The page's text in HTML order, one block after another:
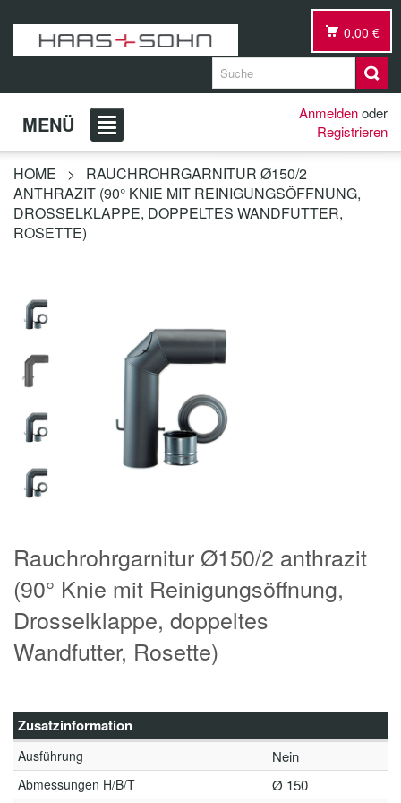
0,00 €
MENÜ Anmeldenoder
Registrieren
HOME >
RAUCHROHRGARNITUR Ø150/2
ANTHRAZIT (90° KNIE MIT REINIGUNGSÖFFNUNG,
DROSSELKLAPPE, DOPPELTES WANDFUTTER,
ROSETTE)
Rauchrohrgarnitur Ø150/2 anthrazit
(90° Knie mit Reinigungsöffnung,
Drosselklappe, doppeltes
Wandfutter, Rosette)
Zusatzinformation
Ausführung Nein
Abmessungen H/B/T Ø 150